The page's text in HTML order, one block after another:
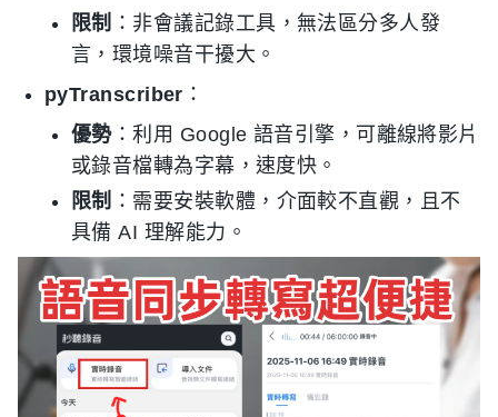
限制 ：非會議記錄工具，無法區分多人發
言，環境噪音干擾大。
pyTranscriber ：
優勢：利用 Google 語音引擎，可離線將影片
或錄音檔轉為字幕，速度快。
限制 ：需要安裝軟體，介面較不直觀，且不
具備 AI 理解能力。